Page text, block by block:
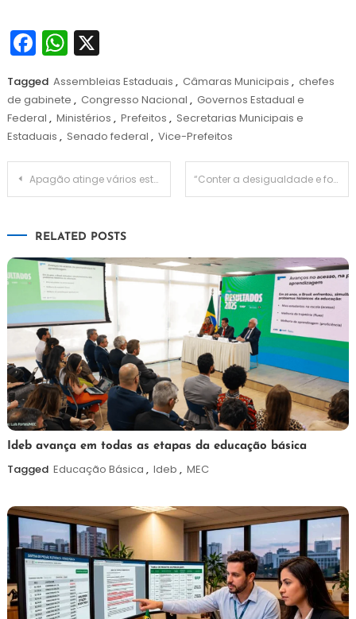
Facebook
WhatsApp
X
Tagged Assembleias Estaduais , Câmaras Municipais , chefes
de gabinete , Congresso Nacional , Governos Estadual e
Federal , Ministérios , Prefeitos , Secretarias Municipais e
Estaduais , Senado federal , Vice-Prefeitos
Navegação
Apagão atinge vários estados e deixa brasileiros sem energia “Conter a desigualdade e formar professores devem ser prioridade”
RELATED POSTS
6
de
2026
Maurilio
Ideb avança em todas as etapas da educação básica
Tagged Educação Básica , Ideb , MEC